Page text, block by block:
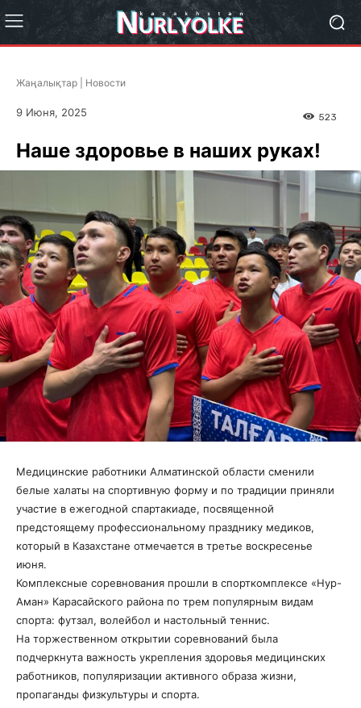
Жаңалықтар | Новости
9 Июня, 2025 523
Наше здоровье в наших руках!
Медицинские работники Алматинской области сменили
белые халаты на спортивную форму и по традиции приняли
участие в ежегодной спартакиаде, посвященной
предстоящему профессиональному празднику медиков,
который в Казахстане отмечается в третье воскресенье
июня.
Комплексные соревнования прошли в спорткомплексе «Нур-
Аман» Карасайского района по трем популярным видам
спорта: футзал, волейбол и настольный теннис.
На торжественном открытии соревнований была
подчеркнута важность укрепления здоровья медицинских
работников, популяризации активного образа жизни,
пропаганды физкультуры и спорта.